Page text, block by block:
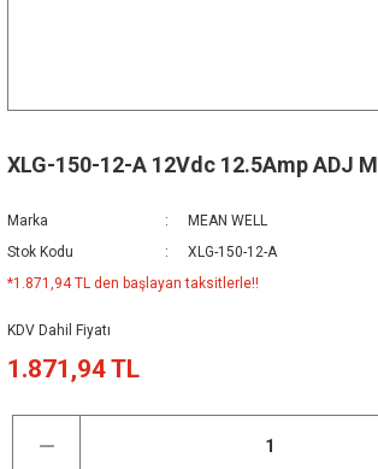
XLG-150-12-A 12Vdc 12.5Amp ADJ
Marka
MEAN WELL
Stok Kodu
XLG-150-12-A
*1.871,94 TL den başlayan taksitlerle!!
KDV Dahil Fiyatı
1.871,94 TL